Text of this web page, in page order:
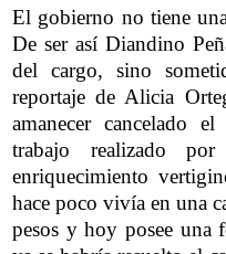
El gobierno no tiene
De ser así Diandino
del cargo, sino
reportaje de Alicia
amanecer cancelado
trabajo realizado
enriquecimiento
hace poco vivía en una
pesos y hoy posee una